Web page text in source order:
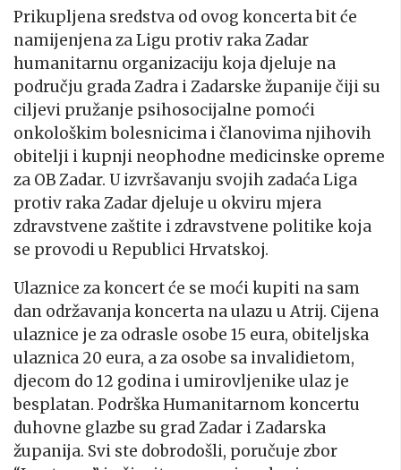
Prikupljena sredstva od ovog koncerta bit će
namijenjena za Ligu protiv raka Zadar
humanitarnu organizaciju koja djeluje na
području grada Zadra i Zadarske županije čiji su
ciljevi pružanje psihosocijalne pomoći
onkološkim bolesnicima i članovima njihovih
obitelji i kupnji neophodne medicinske opreme
za OB Zadar. U izvršavanju svojih zadaća Liga
protiv raka Zadar djeluje u okviru mjera
zdravstvene zaštite i zdravstvene politike koja
se provodi u Republici Hrvatskoj.
Ulaznice za koncert će se moći kupiti na sam
dan održavanja koncerta na ulazu u Atrij. Cijena
ulaznice je za odrasle osobe 15 eura, obiteljska
ulaznica 20 eura, a za osobe sa invalidietom,
djecom do 12 godina i umirovljenike ulaz je
besplatan. Podrška Humanitarnom koncertu
duhovne glazbe su grad Zadar i Zadarska
županija. Svi ste dobrodošli, poručuje zbor